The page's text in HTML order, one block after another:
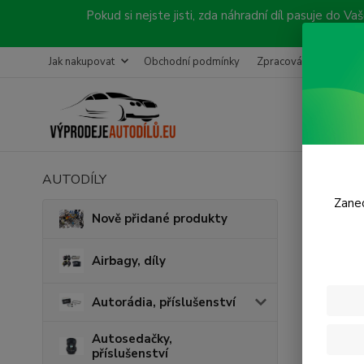
Pokud si nejste jisti, zda náhradní díl pasuje do
Jak nakupovat Obchodní podmínky Zpracování objednávky
AUTODÍLY
Nově přidané produkty
Airbagy, díly
Autorádia, příslušenství
Autosedačky,
příslušenství